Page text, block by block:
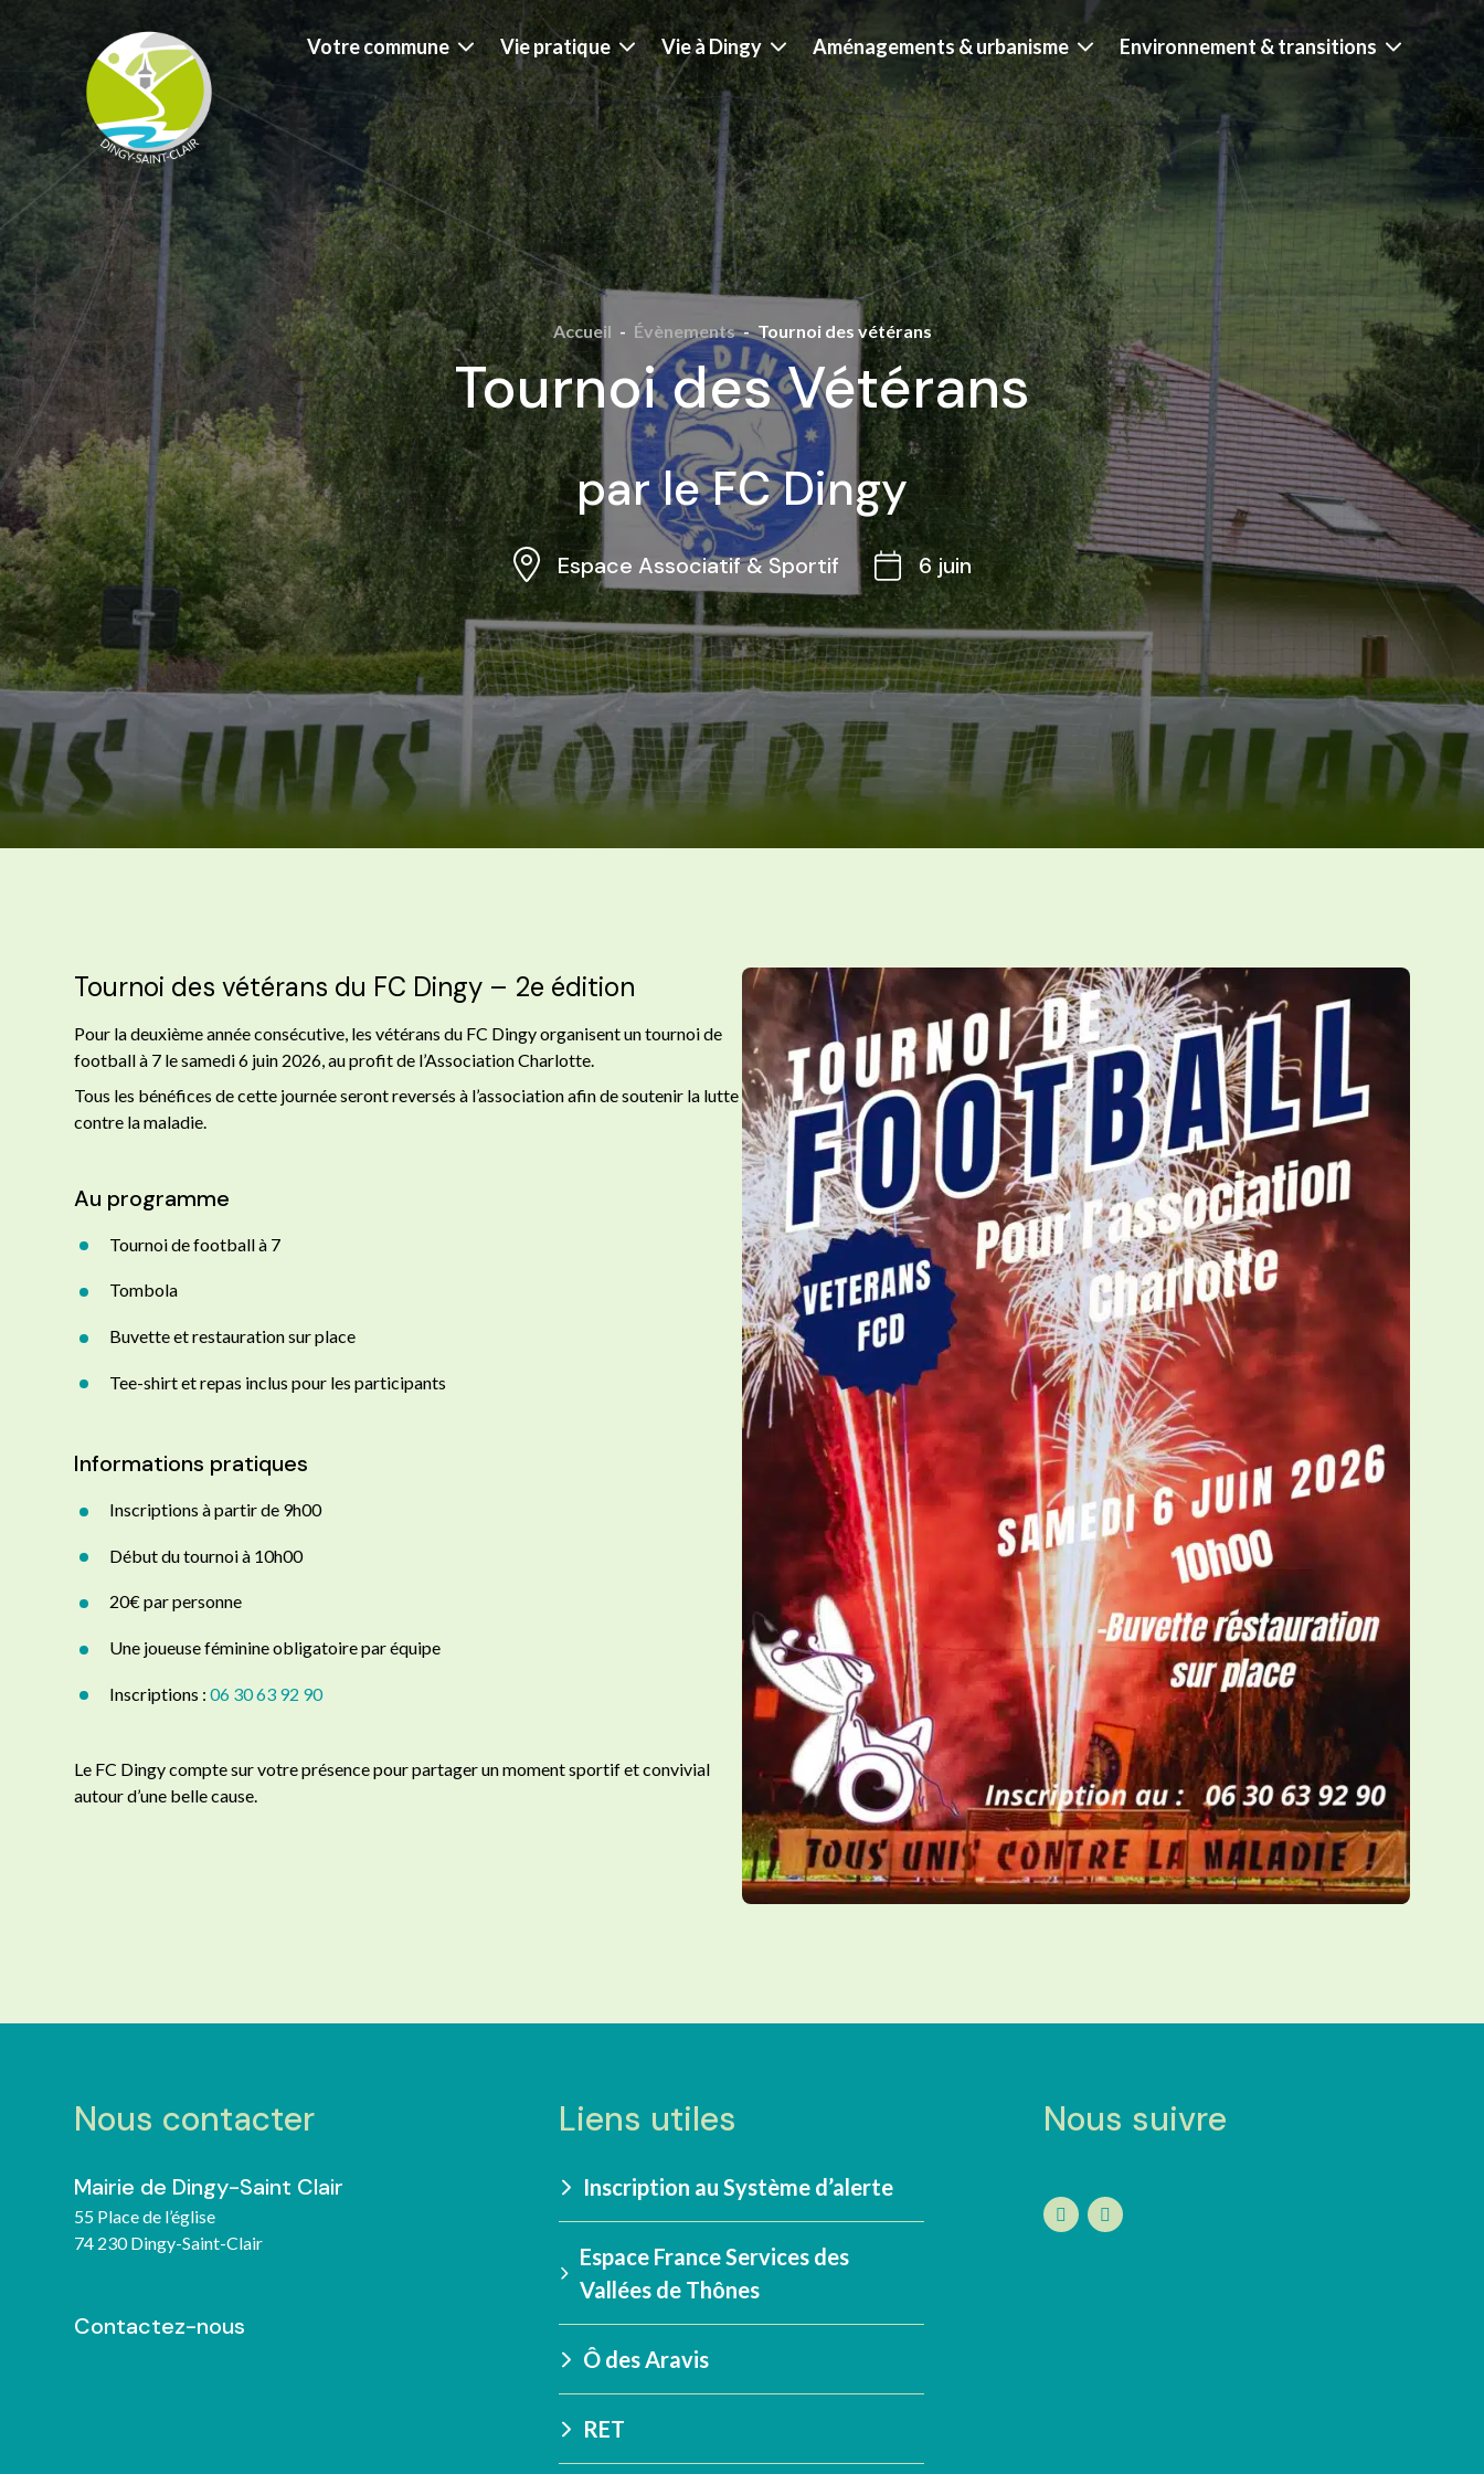
Votre commune Vie pratique Vie à Dingy Aménagements & urbanisme Environnement & transitions
Accueil - Évènements - Tournoi des vétérans
Tournoi des Vétérans
par le FC Dingy
Espace Associatif & Sportif 6 juin
Tournoi des vétérans du FC Dingy – 2e édition
Pour la deuxième année consécutive, les vétérans du FC Dingy organisent un tournoi de
football à 7 le samedi 6 juin 2026, au profit de l’Association Charlotte.
Tous les bénéfices de cette journée seront reversés à l’association afin de soutenir la lutte
contre la maladie.
Au programme
Tournoi de football à 7
Tombola
Buvette et restauration sur place
Tee-shirt et repas inclus pour les participants
Informations pratiques
Inscriptions à partir de 9h00
Début du tournoi à 10h00
20€ par personne
Une joueuse féminine obligatoire par équipe
Inscriptions :06 30 63 92 90
Le FC Dingy compte sur votre présence pour partager un moment sportif et convivial
autour d’une belle cause.
Nous contacter
Mairie de Dingy-Saint Clair
55 Place de l’église
74 230 Dingy-Saint-Clair
Contactez-nous
Liens utiles
Inscription au Système d’alerte
Espace France Services des
Vallées de Thônes
Ô des Aravis
RET
Nous suivre